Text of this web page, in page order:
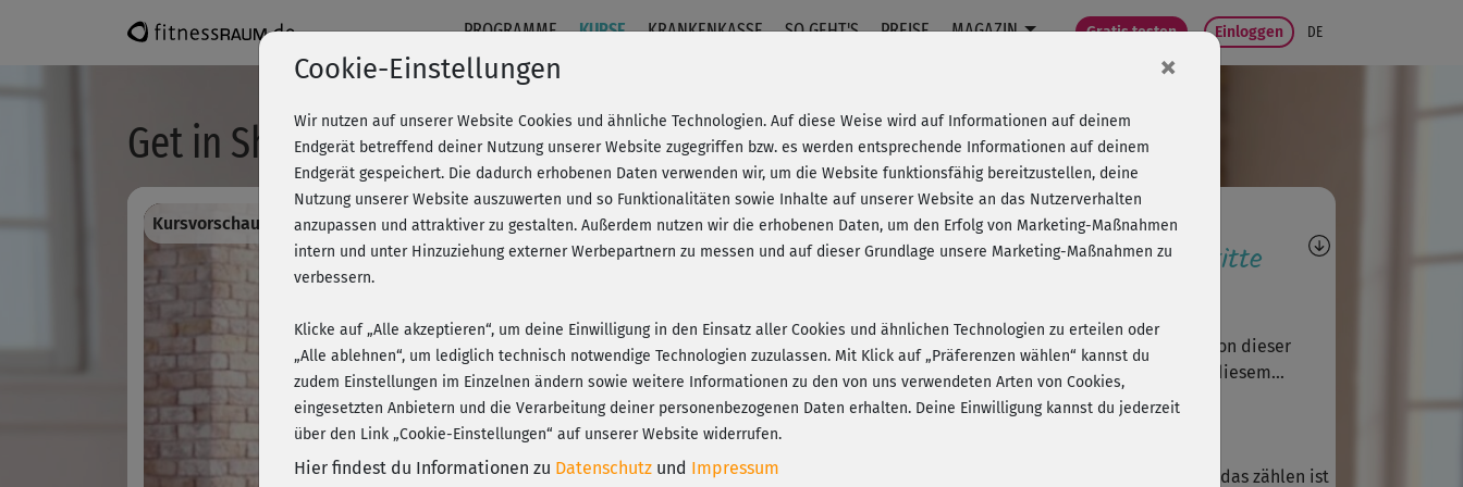
PROGRAMME KURSE KRANKENKASSE SO GEHT'S PREISE MAGAZIN Gratis testen Einloggen DE
Get in Shape - Workout 5
Play
Kursvorschau - Anmelden und alles trainieren! 20% Rabatt + Wunsch-Goodie Fragen, Antworten,
Bewertungen, Fortschritte
Sehr anspruchsvoll die Kombination dieser
beiden Teile. Schaffe ich nicht in diesem...
Mochte den Kurs nicht besonders, das zählen ist
Cookie-Einstellungen ×
Wir nutzen auf unserer Website Cookies und ähnliche Technologien. Auf diese Weise wird auf Informationen auf deinem
Endgerät betreffend deiner Nutzung unserer Website zugegriffen bzw. es werden entsprechende Informationen auf deinem
Endgerät gespeichert. Die dadurch erhobenen Daten verwenden wir, um die Website funktionsfähig bereitzustellen, deine
Nutzung unserer Website auszuwerten und so Funktionalitäten sowie Inhalte auf unserer Website an das Nutzerverhalten
anzupassen und attraktiver zu gestalten. Außerdem nutzen wir die erhobenen Daten, um den Erfolg von Marketing-Maßnahmen
intern und unter Hinzuziehung externer Werbepartnern zu messen und auf dieser Grundlage unsere Marketing-Maßnahmen zu
verbessern.
Klicke auf „Alle akzeptieren“, um deine Einwilligung in den Einsatz aller Cookies und ähnlichen Technologien zu erteilen oder
„Alle ablehnen“, um lediglich technisch notwendige Technologien zuzulassen. Mit Klick auf „Präferenzen wählen“ kannst du
zudem Einstellungen im Einzelnen ändern sowie weitere Informationen zu den von uns verwendeten Arten von Cookies,
eingesetzten Anbietern und die Verarbeitung deiner personenbezogenen Daten erhalten. Deine Einwilligung kannst du jederzeit
über den Link „Cookie-Einstellungen“ auf unserer Website widerrufen.
Hier findest du Informationen zu Datenschutz und Impressum